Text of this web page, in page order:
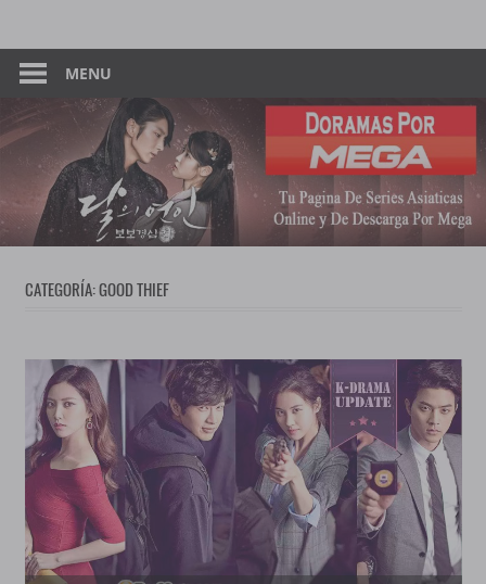
content
Dorama
–
Por
Mega
Pagina
Descarga
Por
Mega
MENU
CATEGORÍA:GOOD THIEF